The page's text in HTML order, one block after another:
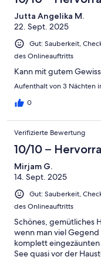
Jutta Angelika M.
22. Sept. 2025
Gut: Sauberkeit,
des Onlineauftritts
Kann mit gutem
Aufenthalt von 3 Nächten
0
Verifizierte Bewertung
10/10 –
Mirjam G.
14. Sept. 2025
Gut: Sauberkeit,
des Onlineauftritts
Schönes, gemütliches
wenn man viel
komplett
See quasi vor der